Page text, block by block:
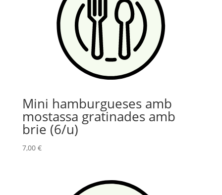
Mini hamburgueses amb
mostassa gratinades amb
brie (6/u)
7,00 €